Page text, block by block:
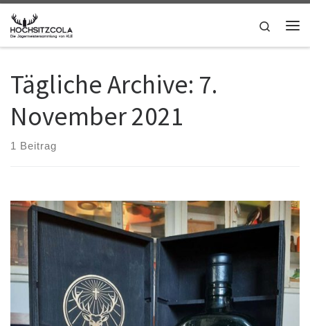
Zum Inhalt springen
Search
Tägliche Archive: 7.
November 2021
1 Beitrag